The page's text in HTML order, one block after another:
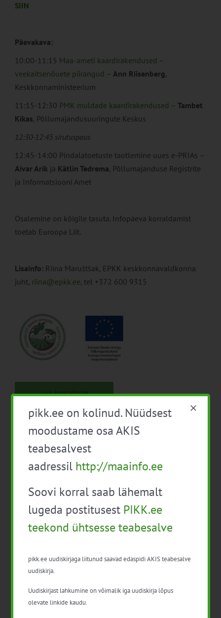
SIIN
Päevakava:
10:00-11:15 Maa-ameti kaardirakendused –
veekaitsenõuete piirangud – Ann Riisenberg,
Keskkonnaministeerium
11:15-12:30 PMK muldade kaardirakendused – Tambet
Kikas, Põllumajandusuuringute Keskus
12:30-12:45 sirutuspaus
12:45-14:00 Pindalatoetuste taotlemine uues e-PRIAs –
Aivar Arik ja Kätlin Tedrema, Põllumajanduse Registrite
ja Informatsiooni Amet
Osalemine on kõigile tasuta. Infopäeva korraldamist
toetab Euroopa Liit.
Lisainfo: Riina Maruštšak, EPKK keskkonnavaldkonna
juht, riina@epkk.ee, tel +372 600 9315
Lisa kalendrisse
Facebook
X LinkedInEmail
Veemajanduskava
Infopäev Nõuetele
pikk.ee on kolinud. Nüüdsest
moodustame osa AKIS
teabesalvest
aadressil http://maainfo.ee
Soovi korral saab lähemalt
lugeda postitusest PIKK.ee
teekond ühtsesse teabesalve
pikk.ee uudiskirjaga liitunud saavad edaspidi AKIS teabesalve
uudiskirja.
Uudiskirjast lahkumine on võimalik iga uudiskirja lõpus
olevate linkide kaudu.